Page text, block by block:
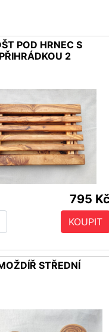
POD HRNEC S
PŘIHRÁDKOU 2
795 Kč
KOUPIT
STŘEDNÍ